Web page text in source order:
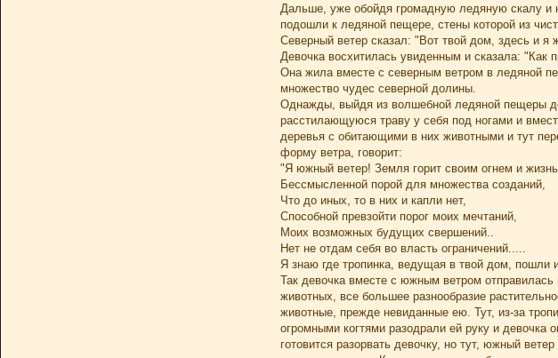
Дальше, уже обойдя громадную ледяную скалу и
подошли к ледяной пещере, стены которой из
Северный ветер сказал: "Вот твой дом, здесь и я
Девочка восхитилась увиденным и сказала: "Как
Она жила вместе с северным ветром в ледяной
множество чудес северной долины.
Однажды, выйдя из волшебной ледяной пещеры
расстилающуюся траву у себя под ногами и
деревья с обитающими в них животными и тут
форму ветра, говорит:
"Я южный ветер! Земля горит своим огнем и
Бессмысленной порой для множества созданий,
Что до иных, то в них и капли нет,
Способной превзойти порог моих мечтаний,
Моих возможных будущих свершений..
Нет не отдам себя во власть ограничений.....
Я знаю где тропинка, ведущая в твой дом, пошли
Так девочка вместе с южным ветром
животных, все большее разнообразие
животные, прежде невиданные ею. Тут, из-за
огромными когтями разодрали ей руку и
готовится разорвать девочку, но тут, южный